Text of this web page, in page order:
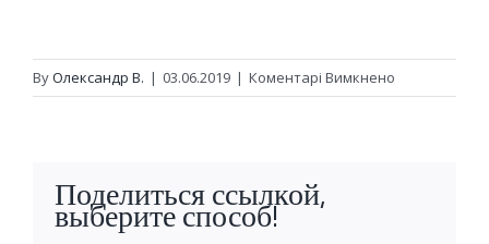
ByОлександр В. | 03.06.2019 | Коментарі Вимкнено
pokrivly-
Поделиться ссылкой,
выберите способ!